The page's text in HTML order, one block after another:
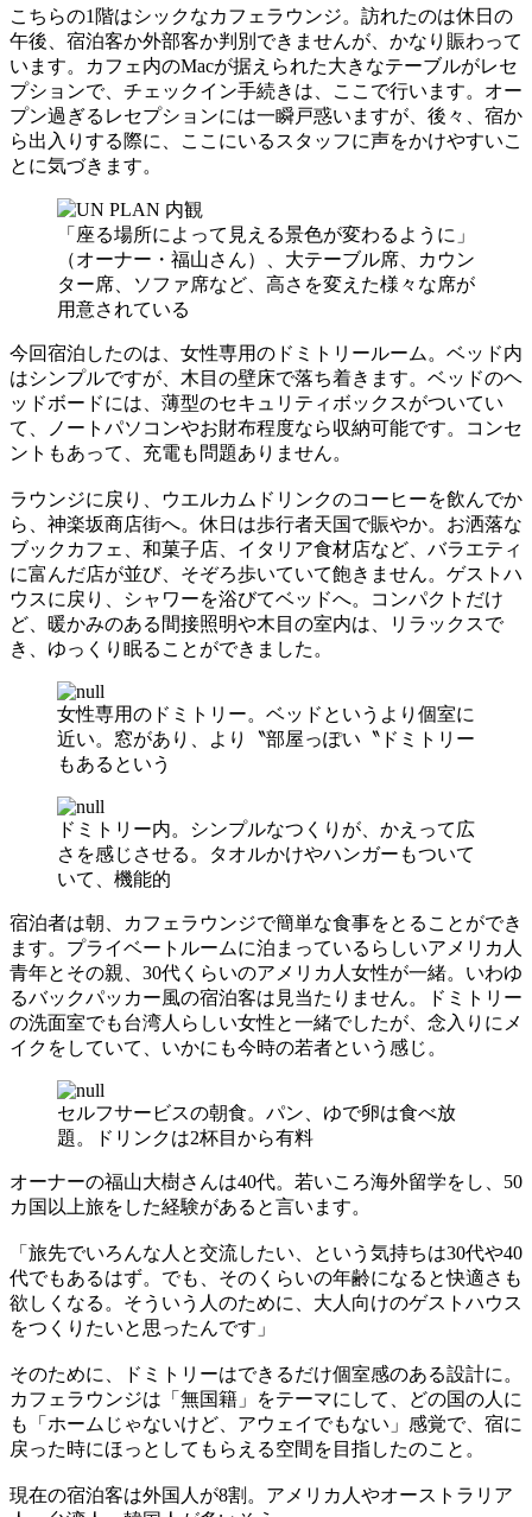
こちらの1階はシックなカフェラウンジ。訪れたのは休日の
午後、宿泊客か外部客か判別できませんが、かなり賑わって
います。カフェ内のMacが据えられた大きなテーブルがレセ
プションで、チェックイン手続きは、ここで行います。オー
プン過ぎるレセプションには一瞬戸惑いますが、後々、宿か
ら出入りする際に、ここにいるスタッフに声をかけやすいこ
とに気づきます。
「座る場所によって見える景色が変わるように」
（オーナー・福山さん）、大テーブル席、カウン
ター席、ソファ席など、高さを変えた様々な席が
用意されている
今回宿泊したのは、女性専用のドミトリールーム。ベッド内
はシンプルですが、木目の壁床で落ち着きます。ベッドのヘ
ッドボードには、薄型のセキュリティボックスがついてい
て、ノートパソコンやお財布程度なら収納可能です。コンセ
ントもあって、充電も問題ありません。
ラウンジに戻り、ウエルカムドリンクのコーヒーを飲んでか
ら、神楽坂商店街へ。休日は歩行者天国で賑やか。お洒落な
ブックカフェ、和菓子店、イタリア食材店など、バラエティ
に富んだ店が並び、そぞろ歩いていて飽きません。ゲストハ
ウスに戻り、シャワーを浴びてベッドへ。コンパクトだけ
ど、暖かみのある間接照明や木目の室内は、リラックスで
き、ゆっくり眠ることができました。
女性専用のドミトリー。ベッドというより個室に
近い。窓があり、より〝部屋っぽい〝ドミトリー
もあるという
ドミトリー内。シンプルなつくりが、かえって広
さを感じさせる。タオルかけやハンガーもついて
いて、機能的
宿泊者は朝、カフェラウンジで簡単な食事をとることができ
ます。プライベートルームに泊まっているらしいアメリカ人
青年とその親、30代くらいのアメリカ人女性が一緒。いわゆ
るバックパッカー風の宿泊客は見当たりません。ドミトリー
の洗面室でも台湾人らしい女性と一緒でしたが、念入りにメ
イクをしていて、いかにも今時の若者という感じ。
セルフサービスの朝食。パン、ゆで卵は食べ放
題。ドリンクは2杯目から有料
オーナーの福山大樹さんは40代。若いころ海外留学をし、50
カ国以上旅をした経験があると言います。
「旅先でいろんな人と交流したい、という気持ちは30代や40
代でもあるはず。でも、そのくらいの年齢になると快適さも
欲しくなる。そういう人のために、大人向けのゲストハウス
をつくりたいと思ったんです」
そのために、ドミトリーはできるだけ個室感のある設計に。
カフェラウンジは「無国籍」をテーマにして、どの国の人に
も「ホームじゃないけど、アウェイでもない」感覚で、宿に
戻った時にほっとしてもらえる空間を目指したのこと。
現在の宿泊客は外国人が8割。アメリカ人やオーストラリア